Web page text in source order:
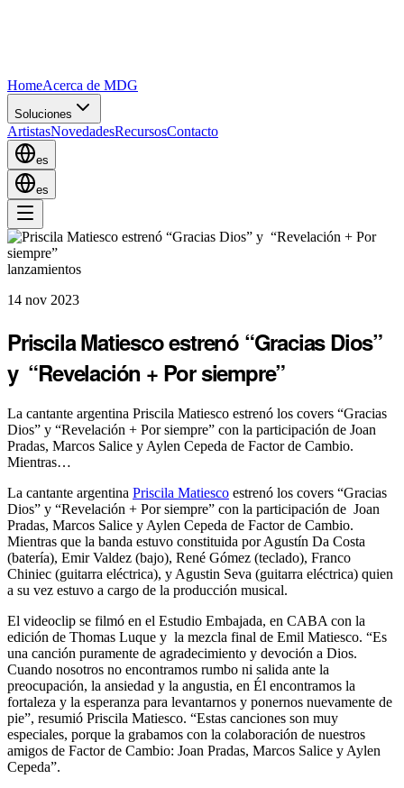
HomeAcerca de MDG
Soluciones
ArtistasNovedadesRecursosContacto
es
es
lanzamientos
14 nov 2023
Priscila Matiesco estrenó “Gracias Dios”
y “Revelación + Por siempre”
La cantante argentina Priscila Matiesco estrenó los covers “Gracias
Dios” y “Revelación + Por siempre” con la participación de Joan
Pradas, Marcos Salice y Aylen Cepeda de Factor de Cambio.
Mientras…
La cantante argentina Priscila Matiesco estrenó los covers “Gracias
Dios” y “Revelación + Por siempre” con la participación de Joan
Pradas, Marcos Salice y Aylen Cepeda de Factor de Cambio.
Mientras que la banda estuvo constituida por Agustín Da Costa
(batería), Emir Valdez (bajo), René Gómez (teclado), Franco
Chiniec (guitarra eléctrica), y Agustin Seva (guitarra eléctrica) quien
a su vez estuvo a cargo de la producción musical.
El videoclip se filmó en el Estudio Embajada, en CABA con la
edición de Thomas Luque y la mezcla final de Emil Matiesco. “Es
una canción puramente de agradecimiento y devoción a Dios.
Cuando nosotros no encontramos rumbo ni salida ante la
preocupación, la ansiedad y la angustia, en Él encontramos la
fortaleza y la esperanza para levantarnos y ponernos nuevamente de
pie”, resumió Priscila Matiesco. “Estas canciones son muy
especiales, porque la grabamos con la colaboración de nuestros
amigos de Factor de Cambio: Joan Pradas, Marcos Salice y Aylen
Cepeda”.